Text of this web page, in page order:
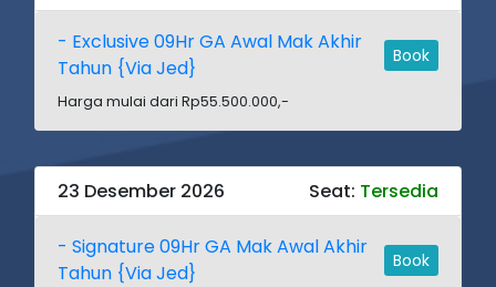
- Exclusive 09Hr GA Awal Mak Akhir
Tahun {Via Jed}
Book
Harga mulai dari Rp55.500.000,-
23 Desember 2026 Seat: Tersedia
- Signature 09Hr GA Mak Awal Akhir
Tahun {Via Jed}
Book